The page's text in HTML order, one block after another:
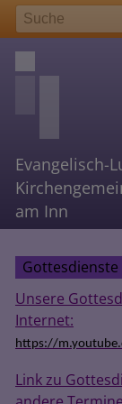
Direkt
zum
Inhalt
Evangelisch-
am Inn
Gottesdienste
Unsere
Internet:
https://
Link zu